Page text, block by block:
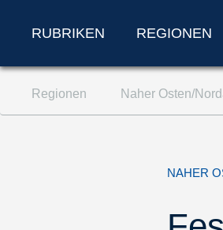
Zum Inhalt springen
Zur Suche springen
RUBRIKEN REGIONEN
Regionen Naher Osten/
NAHER